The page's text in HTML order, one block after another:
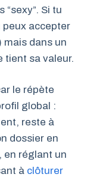
Si tu
peux accepter
mais dans un
tient sa valeur.
le répète
global :
reste à
dossier en
en réglant un
à clôturer